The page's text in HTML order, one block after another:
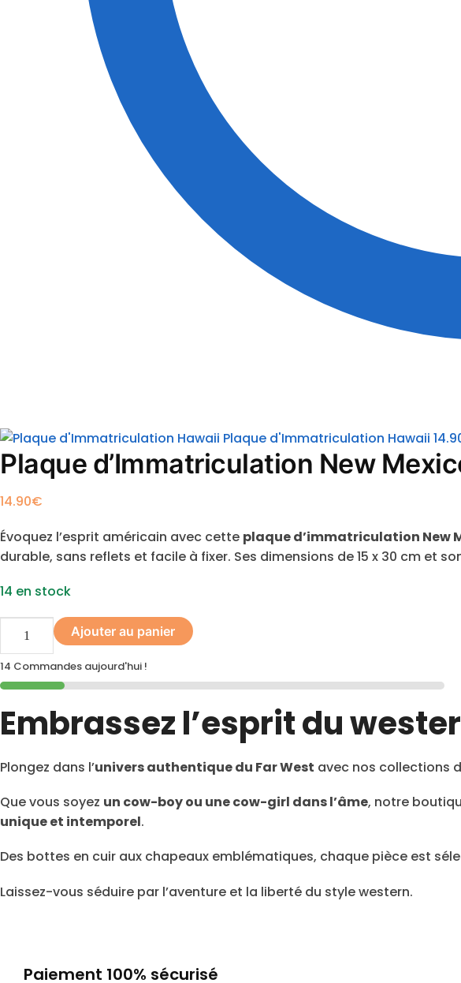
Plaque d'Immatriculation Hawaii
Plaque d’Immatriculation New
14.90€
Évoquez l’esprit américain avec cette plaque d’immatriculation New
durable, sans reflets et facile à fixer. Ses dimensions de 15 x 30 cm et
14 en stock
Ajouter au panier
14 Commandes aujourd'hui !
Embrassez l’esprit du
Plongez dans l’univers authentique du Far West avec nos collections
Que vous soyez un cow-boy ou une cow-girl dans l’âme, notre
unique et intemporel.
Des bottes en cuir aux chapeaux emblématiques, chaque pièce est
Laissez-vous séduire par l’aventure et la liberté du style western.
Paiement 100% sécurisé